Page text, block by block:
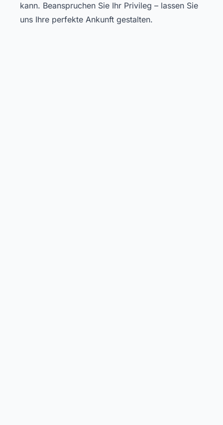
kann. Beanspruchen Sie Ihr Privileg – lassen Sie
uns Ihre perfekte Ankunft gestalten.